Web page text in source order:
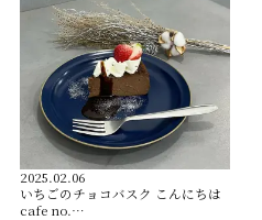
2025.02.06
いちごのチョコバスク こんにちは
cafe no.…